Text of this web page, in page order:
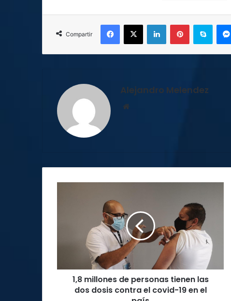
Compartir
Facebook
X LinkedInPinterestSkype
Alejandro Melendez
contra
covid-
1,8 millones de personas tienen las
dos dosis contra el covid-19 en el